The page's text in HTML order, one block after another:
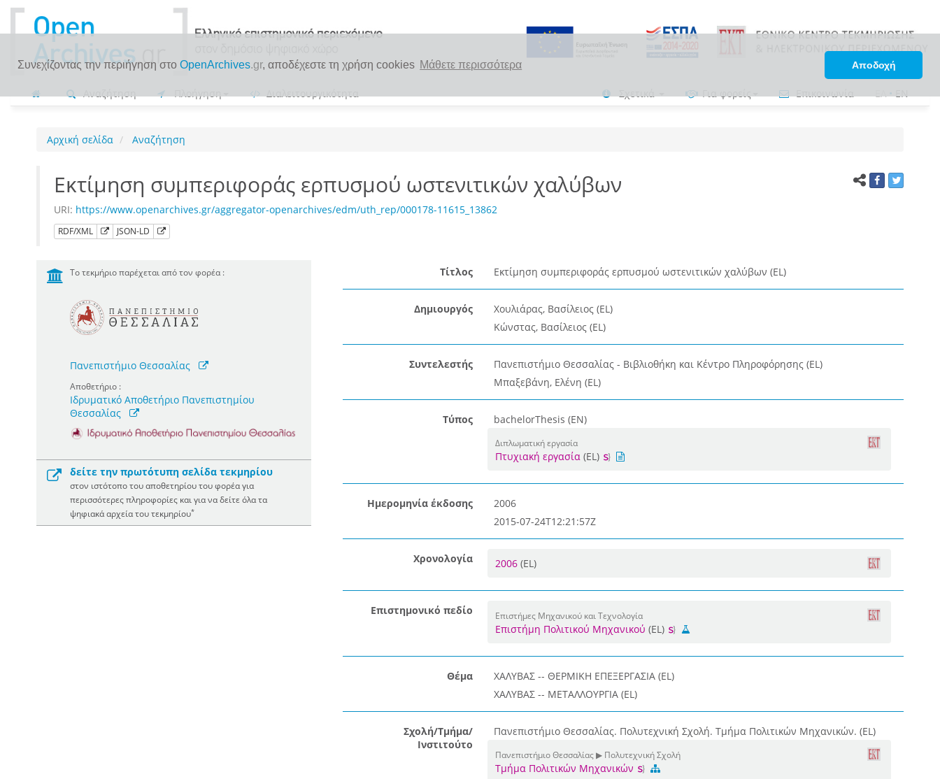
Συνεχίζοντας την περιήγηση στο OpenArchives.gr, αποδέχεστε τη χρήση cookies Μάθετε περισσότερα Αποδοχή
Αναζήτηση Πλοήγηση Διαλειτουργικότητα Σχετικά Για φορείς Επικοινωνία ΕΛ•EN
Αρχική σελίδα Αναζήτηση
Εκτίμηση συμπεριφοράς ερπυσμού ωστενιτικών χαλύβων
URI: https://www.openarchives.gr/aggregator-openarchives/edm/uth_rep/000178-11615_13862
RDF/XML JSON-LD
Το τεκμήριο παρέχεται από τον φορέα :
Πανεπιστήμιο Θεσσαλίας
Αποθετήριο :
Ιδρυματικό Αποθετήριο Πανεπιστημίου
Θεσσαλίας
δείτε την πρωτότυπη σελίδα τεκμηρίου
στον ιστότοπο του αποθετηρίου του φορέα για
περισσότερες πληροφορίες και για να δείτε όλα τα
ψηφιακά αρχεία του τεκμηρίου*
Τίτλος Εκτίμηση συμπεριφοράς ερπυσμού ωστενιτικών χαλύβων (EL)
Δημιουργός
Χουλιάρας, Βασίλειος (EL)
Κώνστας, Βασίλειος (EL)
Συντελεστής
Πανεπιστήμιο Θεσσαλίας - Βιβλιοθήκη και Κέντρο Πληροφόρησης (EL)
Μπαξεβάνη, Ελένη (EL)
Τύπος bachelorThesis (EN)
Διπλωματική εργασία
Πτυχιακή εργασία(EL)
Ημερομηνία έκδοσης
2006
2015-07-24T12:21:57Z
Χρονολογία 2006 (EL)
Επιστημονικό πεδίο Επιστήμες Μηχανικού και Τεχνολογία
Επιστήμη Πολιτικού Μηχανικού (EL)
Θέμα
ΧΑΛΥΒΑΣ -- ΘΕΡΜΙΚΗ ΕΠΕΞΕΡΓΑΣΙΑ (EL)
ΧΑΛΥΒΑΣ -- ΜΕΤΑΛΛΟΥΡΓΙΑ (EL)
Σχολή/Τμήμα/
Ινστιτούτο
Πανεπιστήμιο Θεσσαλίας. Πολυτεχνική Σχολή. Τμήμα Πολιτικών Μηχανικών. (EL)
Πανεπιστήμιο Θεσσαλίας ▶ Πολυτεχνική Σχολή
Τμήμα Πολιτικών Μηχανικών